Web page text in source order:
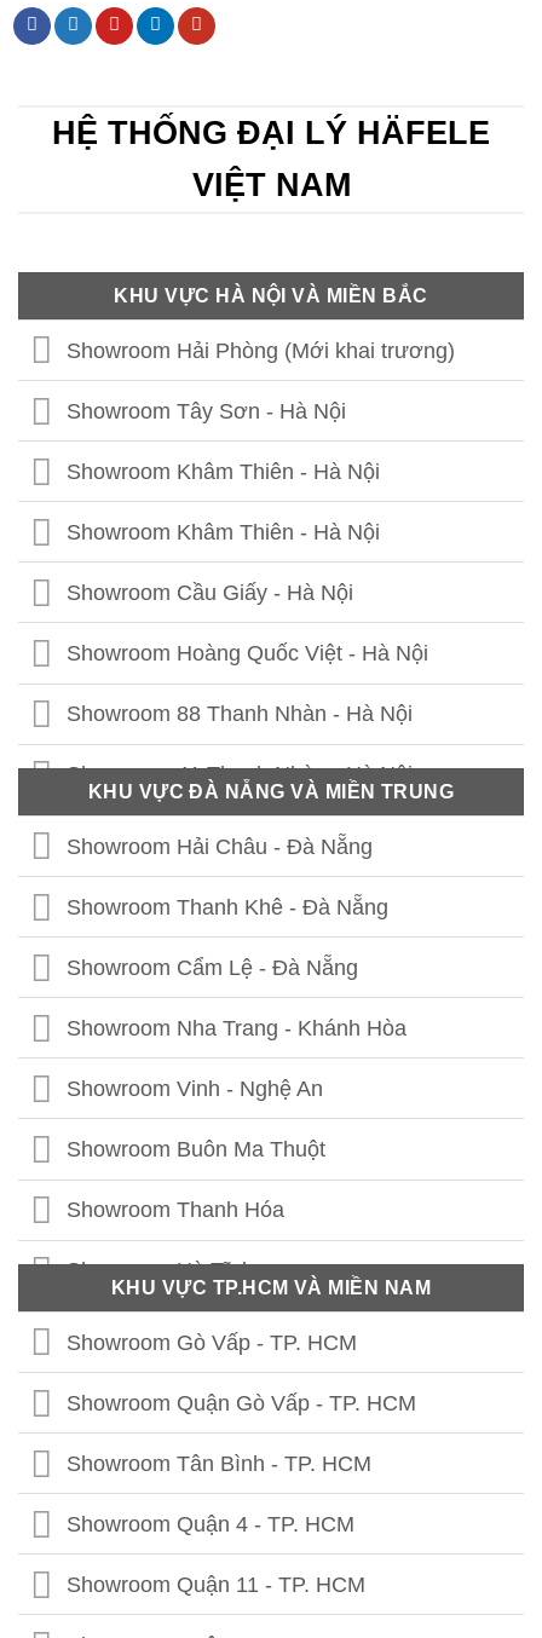
HỆ THỐNG ĐẠI LÝ HÄFELE
VIỆT NAM
KHU VỰC HÀ NỘI VÀ MIỀN BẮC
Showroom Hải Phòng (Mới khai trương)
Showroom Tây Sơn - Hà Nội
Showroom Khâm Thiên - Hà Nội
Showroom Khâm Thiên - Hà Nội
Showroom Cầu Giấy - Hà Nội
Showroom Hoàng Quốc Việt - Hà Nội
Showroom 88 Thanh Nhàn - Hà Nội
Showroom 41 Thanh Nhàn - Hà Nội
Showroom Thái Thịnh - Hà Nội
Showroom Lê Chân - Hải Phòng
Showroom Hạ Long - Quảng Ninh
Showroom Bắc Ninh
Showroom Hưng Yên
Showroom Thái Bình
Showroom Vĩnh Phúc
Showroom Thái Nguyên
Showroom Phú Thọ
Showroom Tuyên Quang
Showroom Hà Giang
Showroom Cao Bằng
Showroom Lạng Sơn
Showroom Bắc Kạn
KHU VỰC ĐÀ NẴNG VÀ MIỀN TRUNG
Showroom Hải Châu - Đà Nẵng
Showroom Thanh Khê - Đà Nẵng
Showroom Cẩm Lệ - Đà Nẵng
Showroom Nha Trang - Khánh Hòa
Showroom Vinh - Nghệ An
Showroom Buôn Ma Thuột
Showroom Thanh Hóa
Showroom Hà Tĩnh
Showroom Quảng Bình
Showroom Quảng Trị
Showroom Thừa Thiên Huế
Showroom Quảng Nam
Showroom Quảng Ngãi
KHU VỰC TP.HCM VÀ MIỀN NAM
Showroom Gò Vấp - TP. HCM
Showroom Quận Gò Vấp - TP. HCM
Showroom Tân Bình - TP. HCM
Showroom Quận 4 - TP. HCM
Showroom Quận 11 - TP. HCM